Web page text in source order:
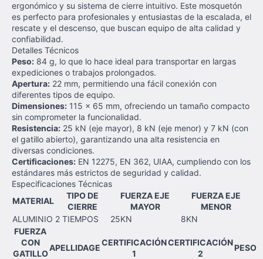
ergonómico y su sistema de cierre intuitivo. Este mosquetón
es perfecto para profesionales y entusiastas de la escalada, el
rescate y el descenso, que buscan equipo de alta calidad y
confiabilidad.
Detalles Técnicos
Peso: 84 g, lo que lo hace ideal para transportar en largas
expediciones o trabajos prolongados.
Apertura: 22 mm, permitiendo una fácil conexión con
diferentes tipos de equipo.
Dimensiones: 115 x 65 mm, ofreciendo un tamaño compacto
sin comprometer la funcionalidad.
Resistencia: 25 kN (eje mayor), 8 kN (eje menor) y 7 kN (con
el gatillo abierto), garantizando una alta resistencia en
diversas condiciones.
Certificaciones: EN 12275, EN 362, UIAA, cumpliendo con los
estándares más estrictos de seguridad y calidad.
Especificaciones Técnicas
MATERIAL
TIPO DE
CIERRE
FUERZA EJE
MAYOR
FUERZA EJE
MENOR
ALUMINIO 2 TIEMPOS 25KN
8KN
FUERZA
CON
GATILLO
APELLIDAGE
CERTIFICACIÓN
1
CERTIFICACIÓN
2
PESO